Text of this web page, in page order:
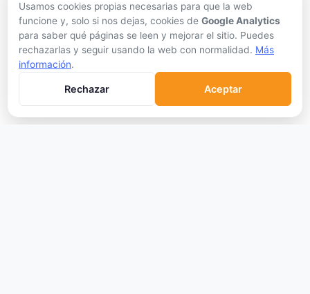
Staking
DeFi
Trading
Usamos cookies propias necesarias para que la web
funcione y, solo si nos dejas, cookies de Google Analytics
para saber qué páginas se leen y mejorar el sitio. Puedes
rechazarlas y seguir usando la web con normalidad. Más
información.
Rechazar Aceptar